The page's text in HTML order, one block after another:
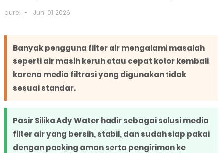
aurel Juni 01, 2026
Banyak pengguna filter air mengalami masalah
seperti air masih keruh atau cepat kotor kembali
karena media filtrasi yang digunakan tidak
sesuai standar.
Pasir Silika Ady Water hadir sebagai solusi media
filter air yang bersih, stabil, dan sudah siap pakai
dengan packing aman serta pengiriman ke